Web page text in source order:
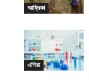
আফ্রিকা
এশিয়া